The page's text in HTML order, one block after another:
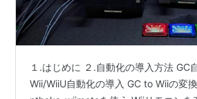
１.はじめに ２.自動化の導入方法 GC
Wii/WiiU自動化の導入 GC to Wiiの変